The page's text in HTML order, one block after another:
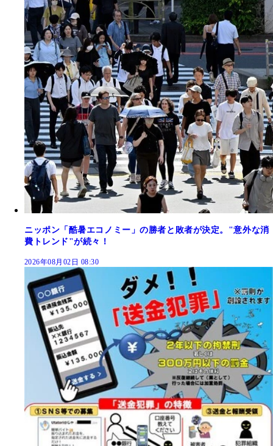
ニッポン「酷暑エコノミー」の勝者と敗者が決定。"意外な消
費トレンド"が続々！
2026年08月02日 08:30